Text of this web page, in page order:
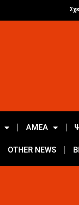
ΑΜΕΑ
OTHER NEWS